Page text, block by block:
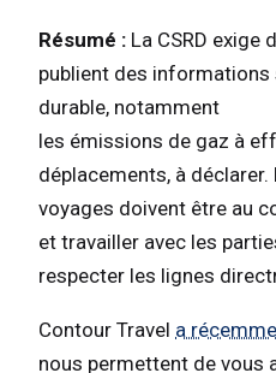
Résumé : La CSRD exige
publient des informations
durable, notamment
les émissions de gaz à
déplacements, à
voyages doivent être au
et travailler avec les
respecter les lignes
Contour Travel a
nous permettent de vous